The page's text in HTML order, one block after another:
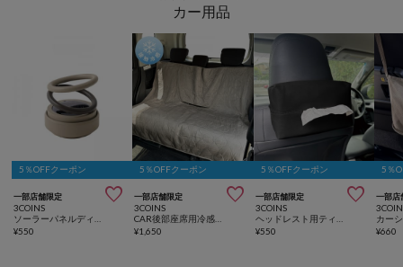
カー用品
5％OFFクーポン
一部店舗限定 
3COINS
¥550
5％OFFクーポン
一部店舗限定 
3COINS
¥1,650
5％OFFクーポン
一部店舗限定 
3COINS
¥550
5％
一部店
カー
¥660